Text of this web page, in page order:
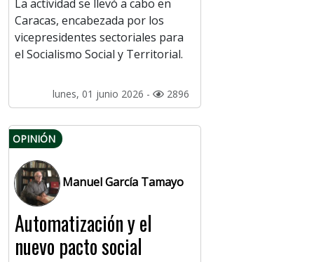
La actividad se llevó a cabo en
Caracas, encabezada por los
vicepresidentes sectoriales para
el Socialismo Social y Territorial.
lunes, 01 junio 2026 - 2896
OPINIÓN
Manuel García Tamayo
Automatización y el
nuevo pacto social